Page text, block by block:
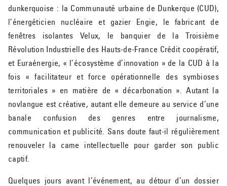
dunkerquoise : la Communauté urbaine de Dunkerque (CUD),
l’énergéticien nucléaire et gazier Engie, le fabricant de
fenêtres isolantes Velux, le banquier de la Troisième
Révolution Industrielle des Hauts-de-France Crédit coopératif,
et Euraénergie, « l’écosystème d’innovation » de la CUD à la
fois « facilitateur et force opérationnelle des symbioses
territoriales » en matière de « décarbonation ». Autant la
novlangue est créative, autant elle demeure au service d’une
banale confusion des genres entre journalisme,
communication et publicité. Sans doute faut-il régulièrement
renouveler la came intellectuelle pour garder son public
captif.
Quelques jours avant l’événement, au détour d’un dossier